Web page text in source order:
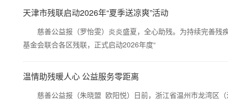
天津市残联启动2026年“夏季送凉爽”活动
慈善公益报（罗怡雯）炎炎盛夏，全心助残。为持续完善残
基金会联合各区残联，正式启动2026年度“
温情助残暖人心 公益服务零距离
慈善公益报（朱晓盟 欧阳悦）日前，浙江省温州市龙湾区（